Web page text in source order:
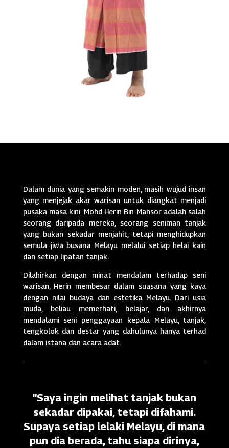
Dalam dunia yang semakin moden, masih wujud insan
yang menjejak akar warisan untuk diangkat menjadi
pusaka masa kini. Mohd Herin Bin Mansor adalah salah
seorang daripada mereka, seorang seniman tanjak
yang bukan sekadar menjahit, tetapi menghidupkan
semula jiwa busana Melayu melalui setiap helai kain
dan setiap lipatan tanjak.
Dilahirkan dengan minat mendalam terhadap seni
warisan, Herin membesar dalam suasana yang kaya
dengan nilai budaya dan estetika Melayu. Dari usia
muda, beliau memerhati, belajar, dan akhirnya
mendalami seni penggayaan kepala Melayu, tanjak,
tengkolok dan destar yang dahulunya hanya terhad
dalam istana dan acara adat.
“Saya ingin melihat tanjak bukan
sekadar dipakai, tetapi difahami.
Supaya setiap lelaki Melayu, di mana
pun dia berada, tahu siapa dirinya,